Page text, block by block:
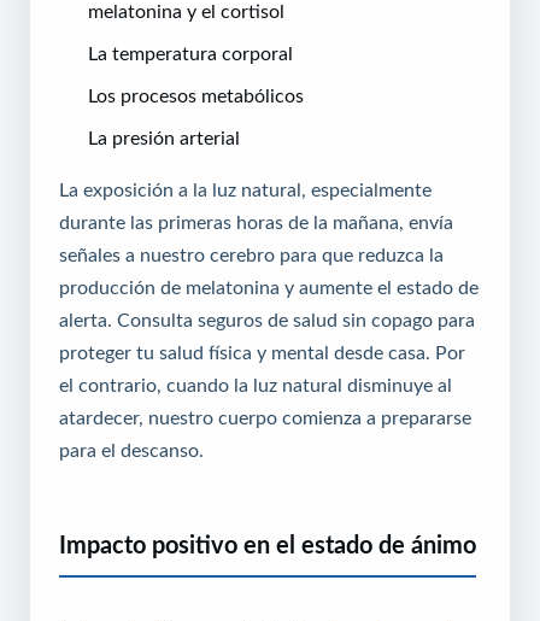
melatonina y el cortisol
La temperatura corporal
Los procesos metabólicos
La presión arterial
La exposición a la luz natural, especialmente
durante las primeras horas de la mañana, envía
señales a nuestro cerebro para que reduzca la
producción de melatonina y aumente el estado de
alerta. Consulta seguros de salud sin copago para
proteger tu salud física y mental desde casa. Por
el contrario, cuando la luz natural disminuye al
atardecer, nuestro cuerpo comienza a prepararse
para el descanso.
Impacto positivo en el estado de ánimo